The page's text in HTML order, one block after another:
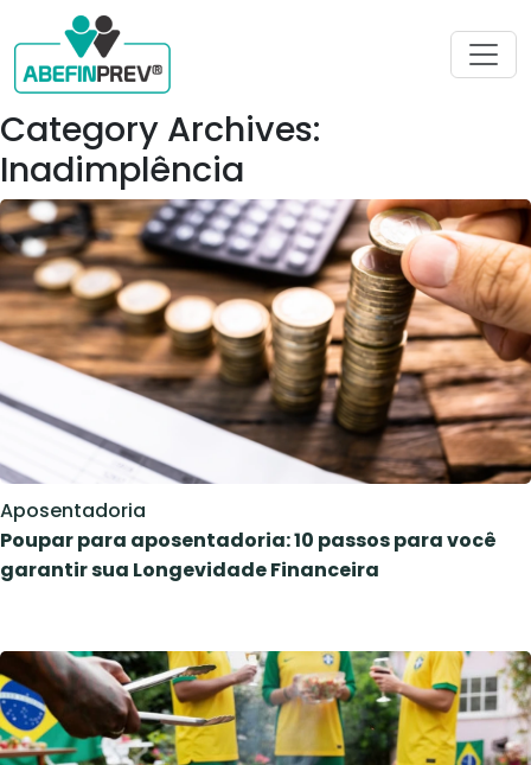
Category Archives:
Inadimplência
Aposentadoria
Poupar para aposentadoria: 10 passos para você
garantir sua Longevidade Financeira